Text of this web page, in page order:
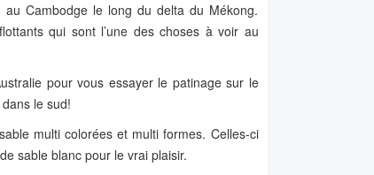
Cambodge le long du delta du Mékong.
qui sont l’une des choses à voir au
pour vous essayer le patinage sur le
le sud!
multi colorées et multi formes. Celles-ci
sable blanc pour le vrai plaisir.